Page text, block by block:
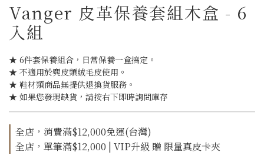
Vanger 皮革保養套組木盒 - 6
入組
★ 6件套保養組合，日常保養一盒搞定。
★ 不適用於麂皮類絨毛皮使用。
★ 鞋材類商品無提供退換貨服務。
★ 如果您發現缺貨，請按右下即時詢問庫存
全店，消費滿$12,000免運(台灣)
全店，單筆滿$12,000 | VIP升級 贈 限量真皮卡夾